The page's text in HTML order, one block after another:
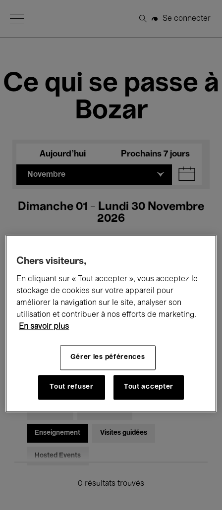
Open Menu
Rechercher
Se connecter
Ce qui se passe à
Bozar
Aujourd'hui Prochains 7 jours
Novembre
Dimanche 01 - Lundi 30 Novembre
2026
Tous les événements Concerts
Expositions Films Performances
Rencontres & Débats
Musique classique Global Music
Musique électronique
Pour tous Kids’ Palace
Enseignement Visites guidées
Hosted Events
0 résultats trouvés
Chers visiteurs,
En cliquant sur « Tout accepter », vous acceptez le
stockage de cookies sur votre appareil pour
améliorer la navigation sur le site, analyser son
utilisation et contribuer à nos efforts de marketing.
En savoir plus
Gérer les péférences
Tout refuser Tout accepter